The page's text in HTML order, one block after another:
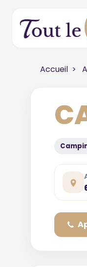
Accueil